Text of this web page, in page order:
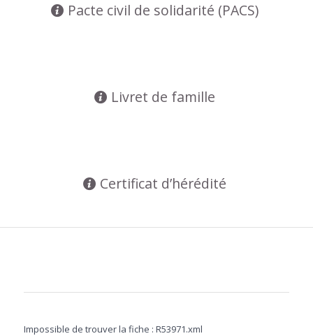
Pacte civil de solidarité (PACS)
Livret de famille
Certificat d’hérédité
Impossible de trouver la fiche : R53971.xml